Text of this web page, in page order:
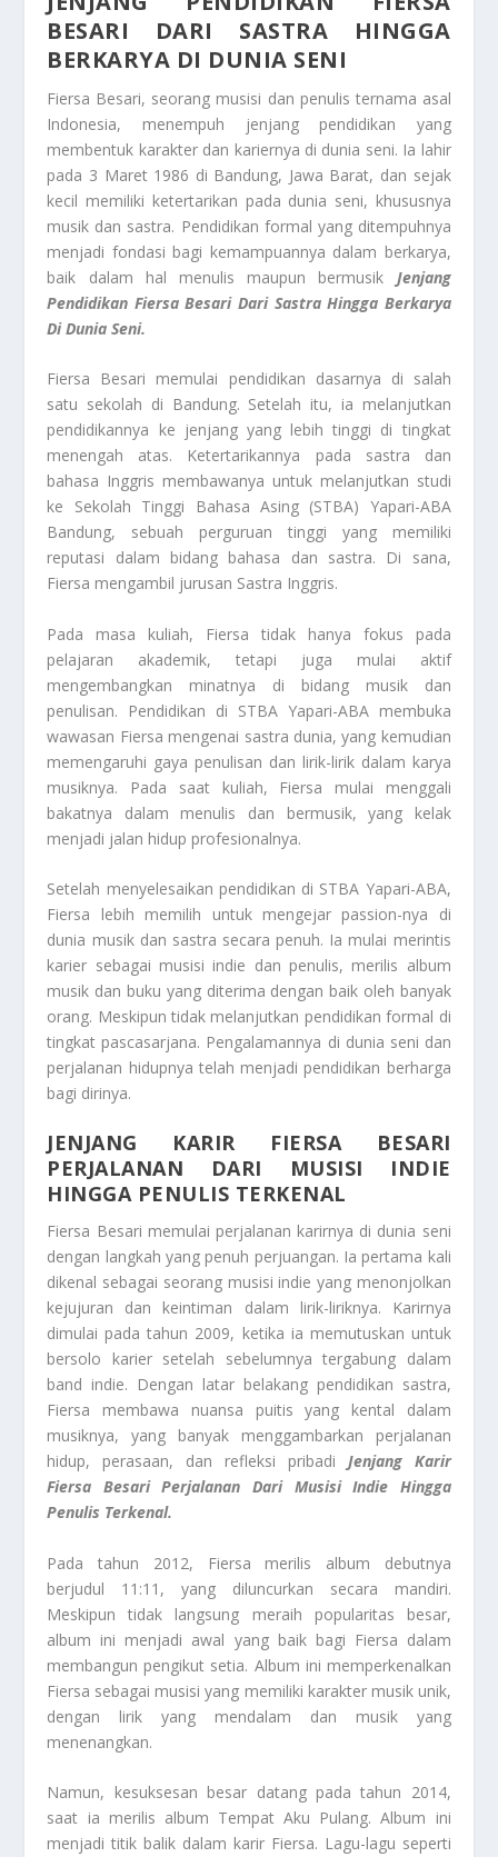
BESARI DARI SASTRA HINGGA
BERKARYA DI DUNIA SENI
Fiersa Besari, seorang musisi dan penulis ternama asal
Indonesia, menempuh jenjang pendidikan yang
membentuk karakter dan kariernya di dunia seni. Ia lahir
pada 3 Maret 1986 di Bandung, Jawa Barat, dan sejak
kecil memiliki ketertarikan pada dunia seni, khususnya
musik dan sastra. Pendidikan formal yang ditempuhnya
menjadi fondasi bagi kemampuannya dalam berkarya,
baik dalam hal menulis maupun bermusik
Jenjang
Pendidikan Fiersa Besari Dari Sastra Hingga Berkarya
Di Dunia Seni.
Fiersa Besari memulai pendidikan dasarnya di salah
satu sekolah di Bandung. Setelah itu, ia melanjutkan
pendidikannya ke jenjang yang lebih tinggi di tingkat
menengah atas. Ketertarikannya pada sastra dan
bahasa Inggris membawanya untuk melanjutkan studi
ke Sekolah Tinggi Bahasa Asing (STBA) Yapari-ABA
Bandung, sebuah perguruan tinggi yang memiliki
reputasi dalam bidang bahasa dan sastra. Di sana,
Fiersa mengambil jurusan Sastra Inggris.
Pada masa kuliah, Fiersa tidak hanya fokus pada
pelajaran akademik, tetapi juga mulai aktif
mengembangkan minatnya di bidang musik dan
penulisan. Pendidikan di STBA Yapari-ABA membuka
wawasan Fiersa mengenai sastra dunia, yang kemudian
memengaruhi gaya penulisan dan lirik-lirik dalam karya
musiknya. Pada saat kuliah, Fiersa mulai menggali
bakatnya dalam menulis dan bermusik, yang kelak
menjadi jalan hidup profesionalnya.
Setelah menyelesaikan pendidikan di STBA Yapari-ABA,
Fiersa lebih memilih untuk mengejar passion-nya di
dunia musik dan sastra secara penuh. Ia mulai merintis
karier sebagai musisi indie dan penulis, merilis album
musik dan buku yang diterima dengan baik oleh banyak
orang. Meskipun tidak melanjutkan pendidikan formal di
tingkat pascasarjana. Pengalamannya di dunia seni dan
perjalanan hidupnya telah menjadi pendidikan berharga
bagi dirinya.
JENJANG KARIR FIERSA BESARI
PERJALANAN DARI MUSISI INDIE
HINGGA PENULIS TERKENAL
Fiersa Besari memulai perjalanan karirnya di dunia seni
dengan langkah yang penuh perjuangan. Ia pertama kali
dikenal sebagai seorang musisi indie yang menonjolkan
kejujuran dan keintiman dalam lirik-liriknya. Karirnya
dimulai pada tahun 2009, ketika ia memutuskan untuk
bersolo karier setelah sebelumnya tergabung dalam
band indie. Dengan latar belakang pendidikan sastra,
Fiersa membawa nuansa puitis yang kental dalam
musiknya, yang banyak menggambarkan perjalanan
hidup, perasaan, dan refleksi pribadi
Jenjang Karir
Fiersa Besari Perjalanan Dari Musisi Indie Hingga
Penulis Terkenal.
Pada tahun 2012, Fiersa merilis album debutnya
berjudul 11:11, yang diluncurkan secara mandiri.
Meskipun tidak langsung meraih popularitas besar,
album ini menjadi awal yang baik bagi Fiersa dalam
membangun pengikut setia. Album ini memperkenalkan
Fiersa sebagai musisi yang memiliki karakter musik unik,
dengan lirik yang mendalam dan musik yang
menenangkan.
Namun, kesuksesan besar datang pada tahun 2014,
saat ia merilis album Tempat Aku Pulang. Album ini
menjadi titik balik dalam karir Fiersa. Lagu-lagu seperti